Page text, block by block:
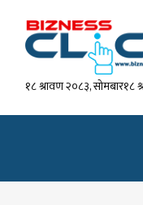
१८ श्रावण २०८३, सोमबार१८